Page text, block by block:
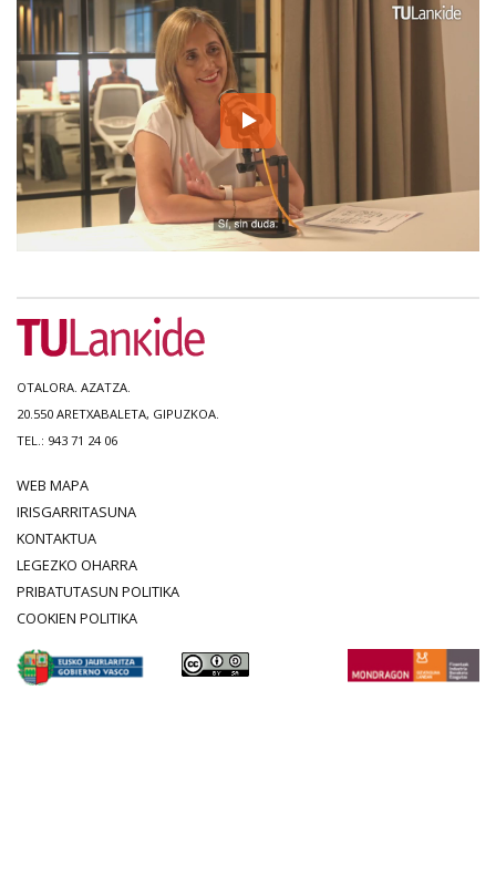
OTALORA. AZATZA.
20.550 ARETXABALETA, GIPUZKOA.
TEL.: 943 71 24 06
WEB MAPA
IRISGARRITASUNA
KONTAKTUA
LEGEZKO OHARRA
PRIBATUTASUN POLITIKA
COOKIEN POLITIKA